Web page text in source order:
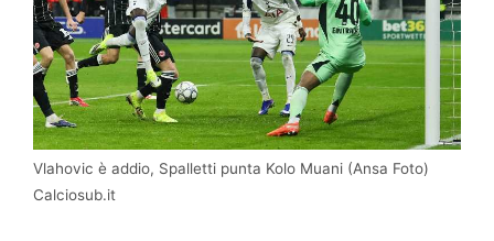
Vlahovic è addio, Spalletti punta Kolo Muani (Ansa Foto)
Calciosub.it